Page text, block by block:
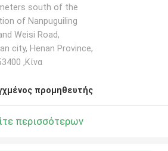
south of the
of Nanpuguiling
Weisi Road,
city, Henan Province,
,Κίνα
προμηθευτής
περισσότερων